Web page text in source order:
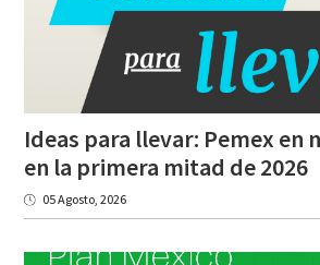
Ideas para llevar: Pemex en
en la primera mitad de 2026
05 Agosto, 2026